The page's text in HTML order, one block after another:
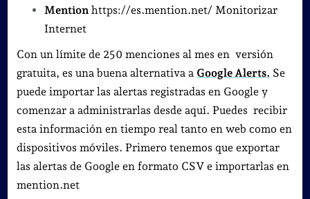
Mentionhttps://es.mention.net/ Monitorizar
Internet
Con un límite de 250 menciones al mes en versión
gratuita, es una buena alternativa a Google Alerts. Se
puede importar las alertas registradas en Google y
comenzar a administrarlas desde aquí. Puedes recibir
esta información en tiempo real tanto en web como en
dispositivos móviles. Primero tenemos que exportar
las alertas de Google en formato CSV e importarlas en
mention.net